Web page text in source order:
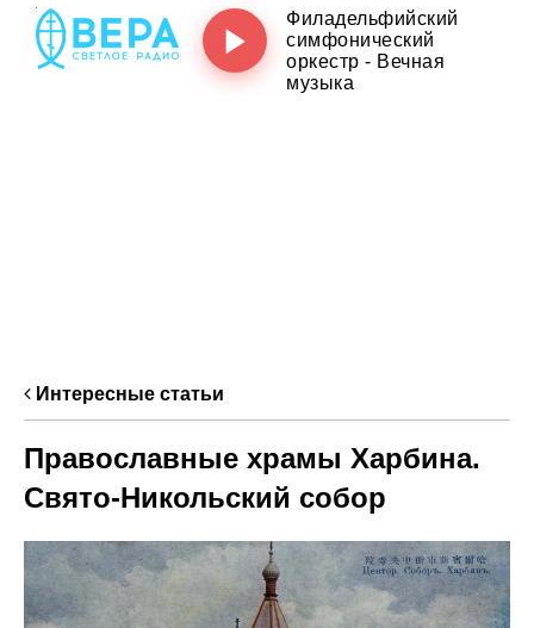
Интересные статьи
Православные храмы Харбина.
Свято-Никольский собор